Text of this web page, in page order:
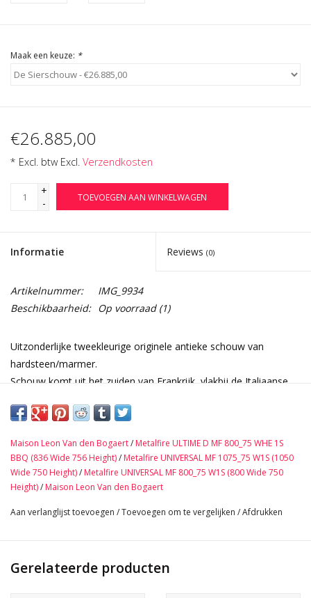
Maak een keuze: *
€26.885,00
* Excl. btw Excl. Verzendkosten
+
-
TOEVOEGEN AAN WINKELWAGEN
Informatie Reviews (0)
Artikelnummer:
IMG_9934
Beschikbaarheid: Op voorraad(1)
Uitzonderlijke tweekleurige originele antieke schouw van
hardsteen/marmer.
Schouw komt uit het zuiden van Frankrijk, vlakbij de Italiaanse
Lodewijk XIV-periode, 18e eeuw.
Afmetingen:
178 cm Buitenbreedte 70,07 Inch
172,5 cm Buitenbreedte+ 67,91 Inch
142 cm Binnenbreedte 55,91 Inch
Maison Leon Van den Bogaert/ Metalfire ULTIME D MF 800_75 WHE 1S
BBQ (836 Wide 756 Height)/ Metalfire UNIVERSAL MF 1075_75 W1S (1050
Wide 750 Height)/ Metalfire UNIVERSAL MF 800_75 W1S (800 Wide 750
Height)/ Maison Leon Van den Bogaert
Aan verlanglijst toevoegen /Toevoegen om te vergelijken /Afdrukken
Gerelateerde producten